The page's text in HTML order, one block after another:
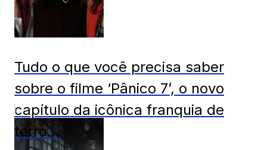
Tudo o que você precisa saber
sobre o filme ‘Pânico 7’, o novo
capítulo da icônica franquia de
terro...